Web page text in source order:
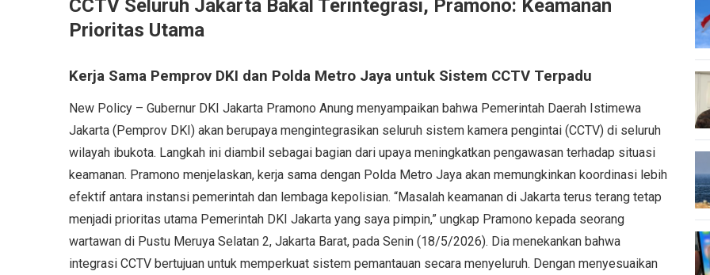
CCTV Seluruh Jakarta Bakal Terintegrasi, Pramono: Keamanan
Prioritas Utama
Kerja Sama Pemprov DKI dan Polda Metro Jaya untuk Sistem CCTV Terpadu
New Policy – Gubernur DKI Jakarta Pramono Anung menyampaikan bahwa Pemerintah Daerah Istimewa
Jakarta (Pemprov DKI) akan berupaya mengintegrasikan seluruh sistem kamera pengintai (CCTV) di seluruh
wilayah ibukota. Langkah ini diambil sebagai bagian dari upaya meningkatkan pengawasan terhadap situasi
keamanan. Pramono menjelaskan, kerja sama dengan Polda Metro Jaya akan memungkinkan koordinasi lebih
efektif antara instansi pemerintah dan lembaga kepolisian. “Masalah keamanan di Jakarta terus terang tetap
menjadi prioritas utama Pemerintah DKI Jakarta yang saya pimpin,” ungkap Pramono kepada seorang
wartawan di Pustu Meruya Selatan 2, Jakarta Barat, pada Senin (18/5/2026). Dia menekankan bahwa
integrasi CCTV bertujuan untuk memperkuat sistem pemantauan secara menyeluruh. Dengan menyesuaikan